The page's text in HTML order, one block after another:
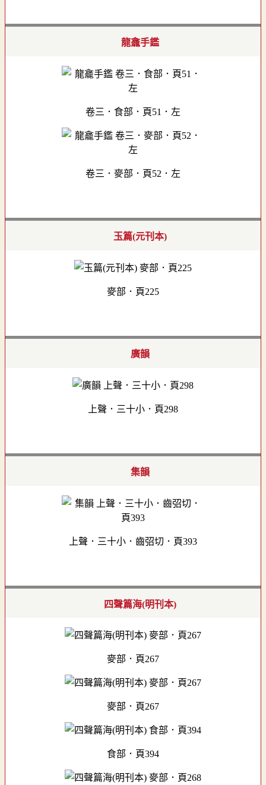
龍龕手鑑
卷三．食部．頁51．左
卷三．麥部．頁52．左
玉篇(元刊本)
麥部．頁225
廣韻
上聲．三十小．頁298
集韻
上聲．三十小．齒弨切．頁393
四聲篇海(明刊本)
麥部．頁267
麥部．頁267
食部．頁394